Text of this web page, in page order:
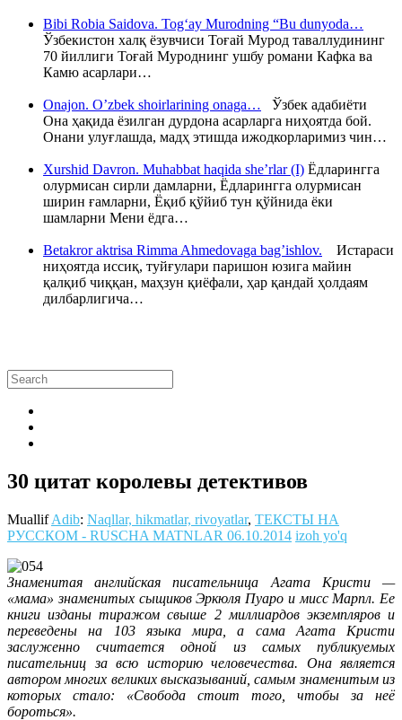
Bibi Robia Saidova. Tog‘ay Murodning “Bu dunyoda…
Ўзбекистон халқ ёзувчиси Тоғай Мурод таваллудининг
70 йиллиги Тоғай Муроднинг ушбу романи Кафка ва
Камю асарлари…
Onajon. O’zbek shoirlarining onaga… Ўзбек адабиёти
Она ҳақида ёзилган дурдона асарларга ниҳоятда бой.
Онани улуғлашда, мадҳ этишда ижодкорларимиз чин…
Xurshid Davron. Muhabbat haqida she’rlar (I) Ёдларингга
олурмисан сирли дамларни, Ёдларингга олурмисан
ширин ғамларни, Ёқиб қўйиб тун қўйнида ёки
шамларни Мени ёдга…
Betakror aktrisa Rimma Ahmedovaga bag’ishlov. Истараси
ниҳоятда иссиқ, туйғулари паришон юзига майин
қалқиб чиққан, маҳзун қиёфали, ҳар қандай ҳолдаям
дилбарлигича…
30 цитат королевы детективов
MuallifAdib: Naqllar, hikmatlar, rivoyatlar, ТЕКСТЫ НА
РУССКОМ - RUSCHA MATNLAR 06.10.2014 izoh yo'q
Знаменитая английская писательница Агата Кристи —
«мама» знаменитых сыщиков Эркюля Пуаро и мисс Марпл. Ее
книги изданы тиражом свыше 2 миллиардов экземпляров и
переведены на 103 языка мира, а сама Агата Кристи
заслуженно считается одной из самых публикуемых
писательниц за всю историю человечества. Она является
автором многих великих высказываний, самым знаменитым из
которых стало: «Свобода стоит того, чтобы за неё
бороться».